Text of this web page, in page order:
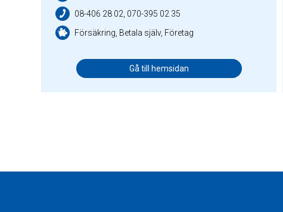
08-406 28 02, 070-395 02 35
Försäkring, Betala själv, Företag
Gå till hemsidan